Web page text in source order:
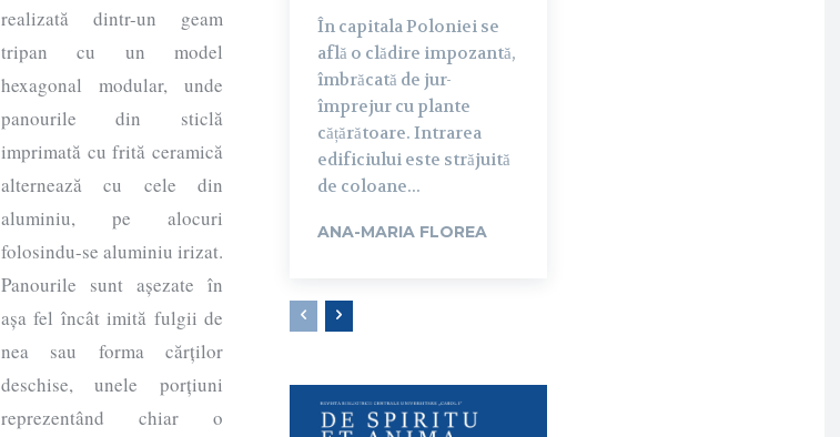
realizată dintr-un geam
tripan cu un model
hexagonal modular, unde
panourile din sticlă
imprimată cu frită ceramică
alternează cu cele din
aluminiu, pe alocuri
folosindu-se aluminiu irizat.
Panourile sunt așezate în
așa fel încât imită fulgii de
nea sau forma cărților
deschise, unele porțiuni
reprezentând chiar o
În capitala Poloniei se
află o clădire impozantă,
îmbrăcată de jur-
împrejur cu plante
cățărătoare. Intrarea
edificiului este străjuită
de coloane...
ANA-MARIA FLOREA